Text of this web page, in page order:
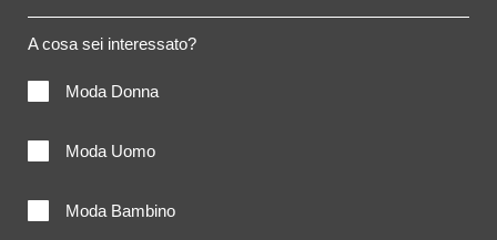
A cosa sei interessato?
Moda Donna
Moda Uomo
Moda Bambino